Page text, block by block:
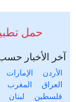
حمل
آخر الأخبار
الأردن الإمارات
العراق
المغرب
فلسطين
لبنان